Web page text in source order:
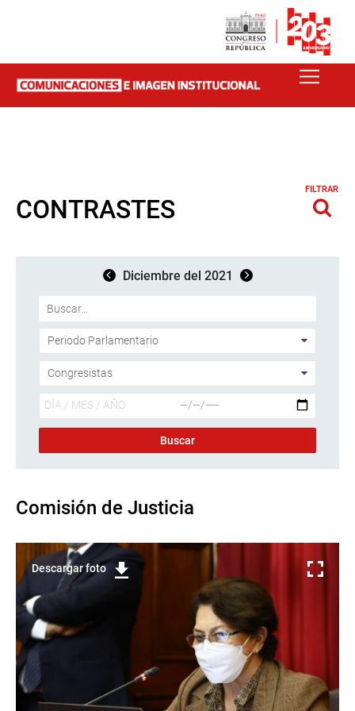
CONTRASTES
FILTRAR
Diciembre del 2021
Comisión de Justicia
Descargar foto